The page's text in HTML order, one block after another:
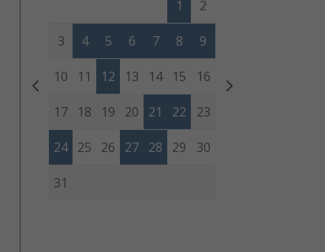
1 2
3 4 5 6 7 8 9
10 11 12 13 14 15 16
17 18 19 20 21 22 23
24 25 26 27 28 29 30
31